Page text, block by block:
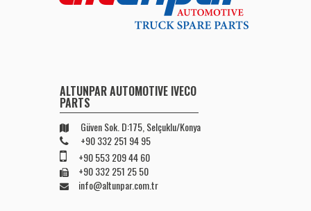
ALTUNPAR AUTOMOTIVE IVECO
PARTS
Güven Sok. D:175, Selçuklu/Konya
+90 332 251 94 95
+90 553 209 44 60
+90 332 251 25 50
info@altunpar.com.tr